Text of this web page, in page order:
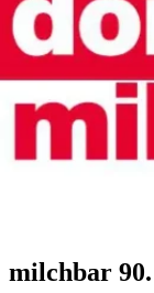
milchbar 90.